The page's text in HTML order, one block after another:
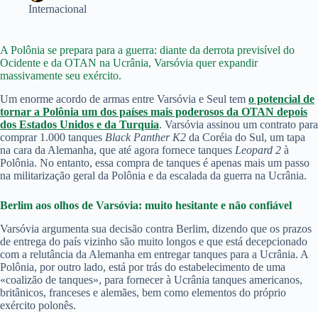
Internacional
A Polônia se prepara para a guerra: diante da derrota previsível do
Ocidente e da OTAN na Ucrânia, Varsóvia quer expandir
massivamente seu exército.
Um enorme acordo de armas entre Varsóvia e Seul tem o potencial de
tornar a Polônia um dos países mais poderosos da OTAN depois
dos Estados Unidos e da Turquia. Varsóvia assinou um contrato para
comprar 1.000 tanques Black Panther K2 da Coréia do Sul, um tapa
na cara da Alemanha, que até agora fornece tanques Leopard 2 à
Polônia. No entanto, essa compra de tanques é apenas mais um passo
na militarização geral da Polônia e da escalada da guerra na Ucrânia.
Berlim aos olhos de Varsóvia: muito hesitante e não confiável
Varsóvia argumenta sua decisão contra Berlim, dizendo que os prazos
de entrega do país vizinho são muito longos e que está decepcionado
com a relutância da Alemanha em entregar tanques para a Ucrânia. A
Polônia, por outro lado, está por trás do estabelecimento de uma
«coalizão de tanques», para fornecer à Ucrânia tanques americanos,
britânicos, franceses e alemães, bem como elementos do próprio
exército polonês.